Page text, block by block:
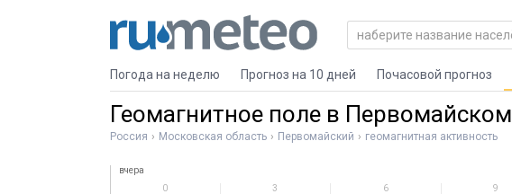
Погода на неделю Прогноз на 10 дней Почасовой прогноз
Геомагнитное поле в Первомайском
Россия Московская область Первомайский геомагнитная активность
вчера
0
3 6 9